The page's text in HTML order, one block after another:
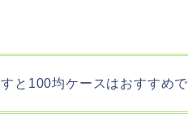
と100均ケースはおすすめで